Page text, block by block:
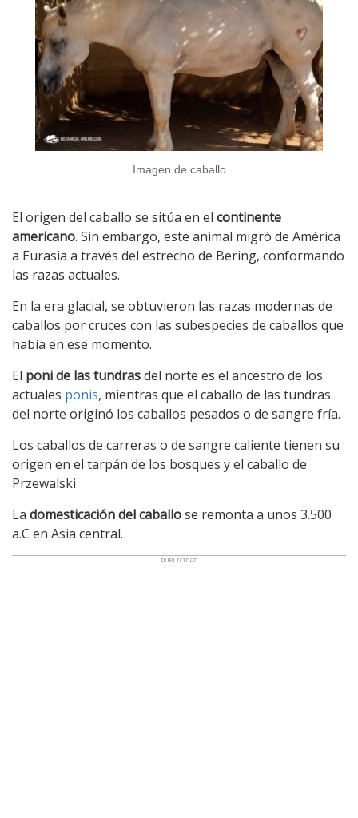
Imagen de caballo
El origen del caballo se sitúa en el continente
americano. Sin embargo, este animal migró de América
a Eurasia a través del estrecho de Bering, conformando
las razas actuales.
En la era glacial, se obtuvieron las razas modernas de
caballos por cruces con las subespecies de caballos que
había en ese momento.
El poni de las tundrasdel norte es el ancestro de los
actuales ponis, mientras que el caballo de las tundras
del norte originó los caballos pesados o de sangre fría.
Los caballos de carreras o de sangre caliente tienen su
origen en el tarpán de los bosques y el caballo de
Przewalski
La domesticación del caballose remonta a unos 3.500
a.C en Asia central.